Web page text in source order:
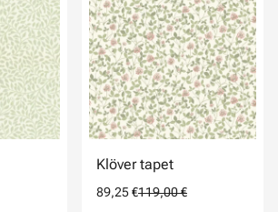
Klöver tapet
89,25 €119,00 €